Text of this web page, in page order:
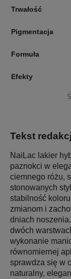
Trwałość
Pigmentacja
Formuła
Efekty
Tekst
NaiLac lakier
paznokci w
ciemnego różu,
stonowanych
stabilność
zmianom i
dniach
dwóch
wykonanie
równomiernej
sprawdza się w
naturalny,